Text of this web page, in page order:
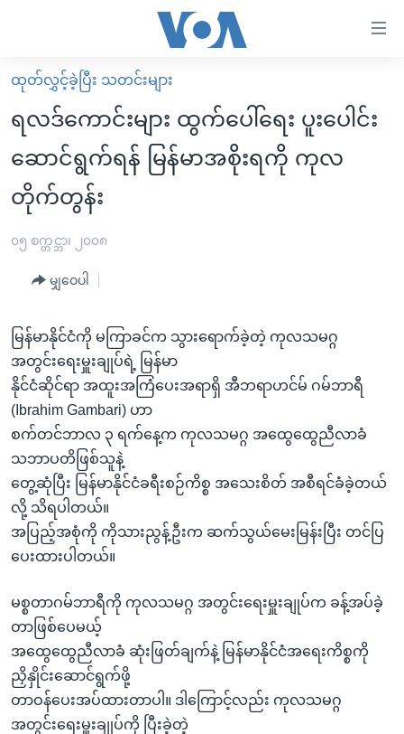
လွယ်ကူ
စေ
Link
များ
ပင်မ
ကြည့်
ရန်
ပင်မ
အ
ညွန်း
စာမျက်နှာ
သို့
ကျော်
ကြည့်
ရန်
ရန်
နေရာ
သို့
ကျော်
ရန်
မူလစာမျက်နှာ
မြန်မာ
ကမ္ဘာ့သတင်းများ
နိုင်ငံတကာ
အစ္စရေး-ပါလက်စတိုင်း
ဗွီဒီယို
အင်္ဂလိပ်စာလေ့လာမယ်
မကြေးမုံရဲ့ အင်္ဂလိပ်စာ
ရုပ်ရှင်ထဲက အင်္ဂလိပ်စာ
သုတပဒေသာ အင်္ဂလိပ်စာ
ရေဒီယို
တီဗွီ
ရေဒီယိုနှင့်ရုပ်သံ အချက်အလက်များ
ရေဒီယို/တီဗွီအစီအစဉ်
Learning English
ဗွီအိုအေ လူမှုကွန်ယက်များ
ထုတ်လွှင့်ခဲ့ပြီး သတင်းများ
ရလဒ်ကောင်းများ ထွက်ပေါ်ရေး ပူးပေါင်း
ဆောင်ရွက်ရန် မြန်မာအစိုးရကို ကုလ
တိုက်တွန်း
၀၅ စက္တင္ဘာ၊ ၂၀၀၈
မျှဝေပါ
မြန်မာနိုင်ငံကို မကြာခင်က သွားရောက်ခဲ့တဲ့ ကုလသမဂ္ဂ
အတွင်းရေးမှူးချုပ်ရဲ့ မြန်မာ
နိုင်ငံဆိုင်ရာ အထူးအကြံပေးအရာရှိ အီဘရာဟင်မ် ဂမ်ဘာရီ
(Ibrahim Gambari) ဟာ
စက်တင်ဘာလ ၃ ရက်နေ့က ကုလသမဂ္ဂ အထွေထွေညီလာခံ
သဘာပတိဖြစ်သူနဲ့
တွေ့ဆုံပြီး မြန်မာနိုင်ငံခရီးစဉ်ကိစ္စ အသေးစိတ် အစီရင်ခံခဲ့တယ်
လို့ သိရပါတယ်။
အပြည့်အစုံကို ကိုသားညွန့်ဦးက ဆက်သွယ်မေးမြန်းပြီး တင်ပြ
ပေးထားပါတယ်။
မစ္စတာဂမ်ဘာရီကို ကုလသမဂ္ဂ အတွင်းရေးမှူးချုပ်က ခန့်အပ်ခဲ့
တာဖြစ်ပေမယ့်
အထွေထွေညီလာခံ ဆုံးဖြတ်ချက်နဲ့ မြန်မာနိုင်ငံအရေးကိစ္စကို
ညှိနှိုင်းဆောင်ရွက်ဖို့
တာဝန်ပေးအပ်ထားတာပါ။ ဒါကြောင့်လည်း ကုလသမဂ္ဂ
အတွင်းရေးမှူးချုပ်ကို ပြီးခဲ့တဲ့